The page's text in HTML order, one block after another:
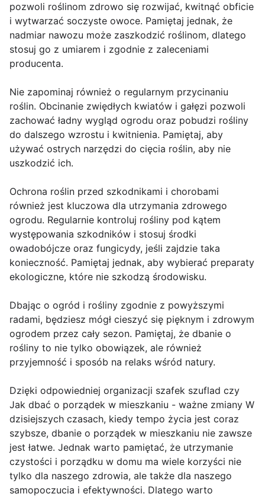
pozwoli roślinom zdrowo się rozwijać, kwitnąć obficie
i wytwarzać soczyste owoce. Pamiętaj jednak, że
nadmiar nawozu może zaszkodzić roślinom, dlatego
stosuj go z umiarem i zgodnie z zaleceniami
producenta.
Nie zapominaj również o regularnym przycinaniu
roślin. Obcinanie zwiędłych kwiatów i gałęzi pozwoli
zachować ładny wygląd ogrodu oraz pobudzi rośliny
do dalszego wzrostu i kwitnienia. Pamiętaj, aby
używać ostrych narzędzi do cięcia roślin, aby nie
uszkodzić ich.
Ochrona roślin przed szkodnikami i chorobami
również jest kluczowa dla utrzymania zdrowego
ogrodu. Regularnie kontroluj rośliny pod kątem
występowania szkodników i stosuj środki
owadobójcze oraz fungicydy, jeśli zajdzie taka
konieczność. Pamiętaj jednak, aby wybierać preparaty
ekologiczne, które nie szkodzą środowisku.
Dbając o ogród i rośliny zgodnie z powyższymi
radami, będziesz mógł cieszyć się pięknym i zdrowym
ogrodem przez cały sezon. Pamiętaj, że dbanie o
rośliny to nie tylko obowiązek, ale również
przyjemność i sposób na relaks wśród natury.
Dzięki odpowiedniej organizacji szafek szuflad czy
Jak dbać o porządek w mieszkaniu - ważne zmiany W
dzisiejszych czasach, kiedy tempo życia jest coraz
szybsze, dbanie o porządek w mieszkaniu nie zawsze
jest łatwe. Jednak warto pamiętać, że utrzymanie
czystości i porządku w domu ma wiele korzyści nie
tylko dla naszego zdrowia, ale także dla naszego
samopoczucia i efektywności. Dlatego warto